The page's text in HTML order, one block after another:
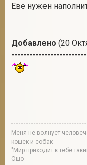
Еве нужен
Добавлено (20
Меня не волнует
кошек и собак
"Мир приходит к тебе
Ошо